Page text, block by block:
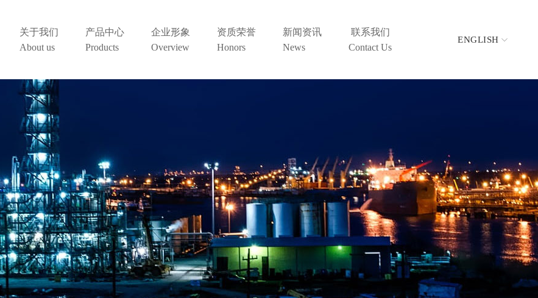
关于我们
About us
产品中心
Products
企业形象
Overview
资质荣誉
Honors
新闻资讯
News
联系我们
Contact Us
ENGLISH